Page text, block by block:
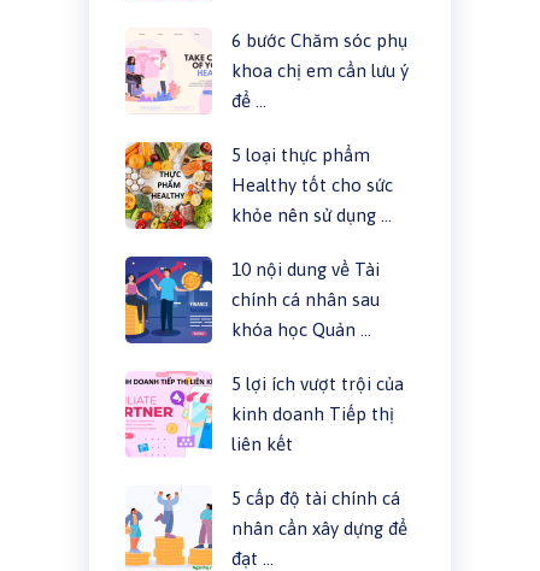
6 bước Chăm sóc phụ
khoa chị em cần lưu ý
để …
5 loại thực phẩm
Healthy tốt cho sức
khỏe nên sử dụng …
10 nội dung về Tài
chính cá nhân sau
khóa học Quản …
5 lợi ích vượt trội của
kinh doanh Tiếp thị
liên kết
5 cấp độ tài chính cá
nhân cần xây dựng để
đạt …